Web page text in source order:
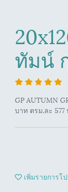
ทัมน์
GP AUTUMN
บาท ตรม.ละ 577
เพิ่มรายการโ